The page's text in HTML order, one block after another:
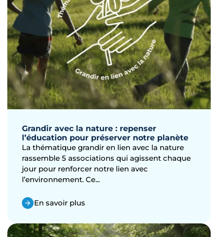
Grandir avec la nature : repenser
l’éducation pour préserver notre planète
La thématique grandir en lien avec la nature
rassemble 5 associations qui agissent chaque
jour pour renforcer notre lien avec
l’environnement. Ce...
En savoir plus